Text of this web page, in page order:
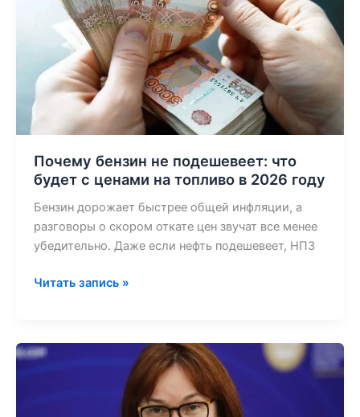
Почему бензин не подешевеет: что
будет с ценами на топливо в 2026 году
Бензин дорожает быстрее общей инфляции, а
разговоры о скором откате цен звучат все менее
убедительно. Даже если нефть подешевеет, НПЗ
будет
ценами
в
году
Читать запись »
Центробанк